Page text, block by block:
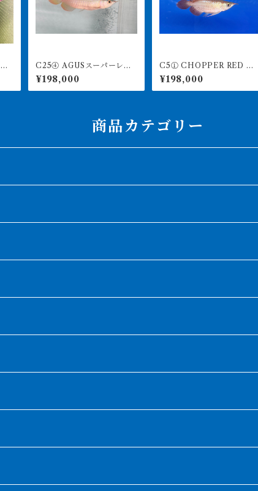
C25④ AGUSスーパーレッ
ドF4 17㎝前後 PT.ARWA
NA LESTARI アジアアロワ
ナ 紅龍 260-005134
¥198,000
C5① CHOPPER RED チ
ョッパーレッド 12㎝前後
BILLY-KENオリジナル ア
ジアアロワナ 紅龍ショー
¥198,000
商品カテゴリー